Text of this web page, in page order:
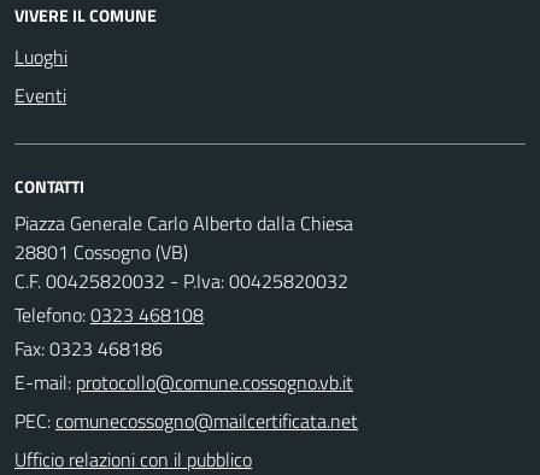
VIVERE IL COMUNE
Luoghi
Eventi
CONTATTI
Piazza Generale Carlo Alberto dalla Chiesa
28801 Cossogno (VB)
C.F. 00425820032 - P.Iva: 00425820032
Telefono:0323 468108
Fax: 0323 468186
E-mail:
PEC:
Ufficio relazioni con il pubblico